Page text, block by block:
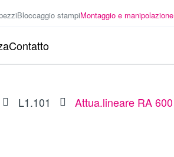
Bloccaggio stampiMontaggio e manipolazione
Contatto
L1.101 Attua.lineare RA 600